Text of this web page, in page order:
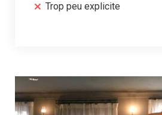
Trop peu explicite